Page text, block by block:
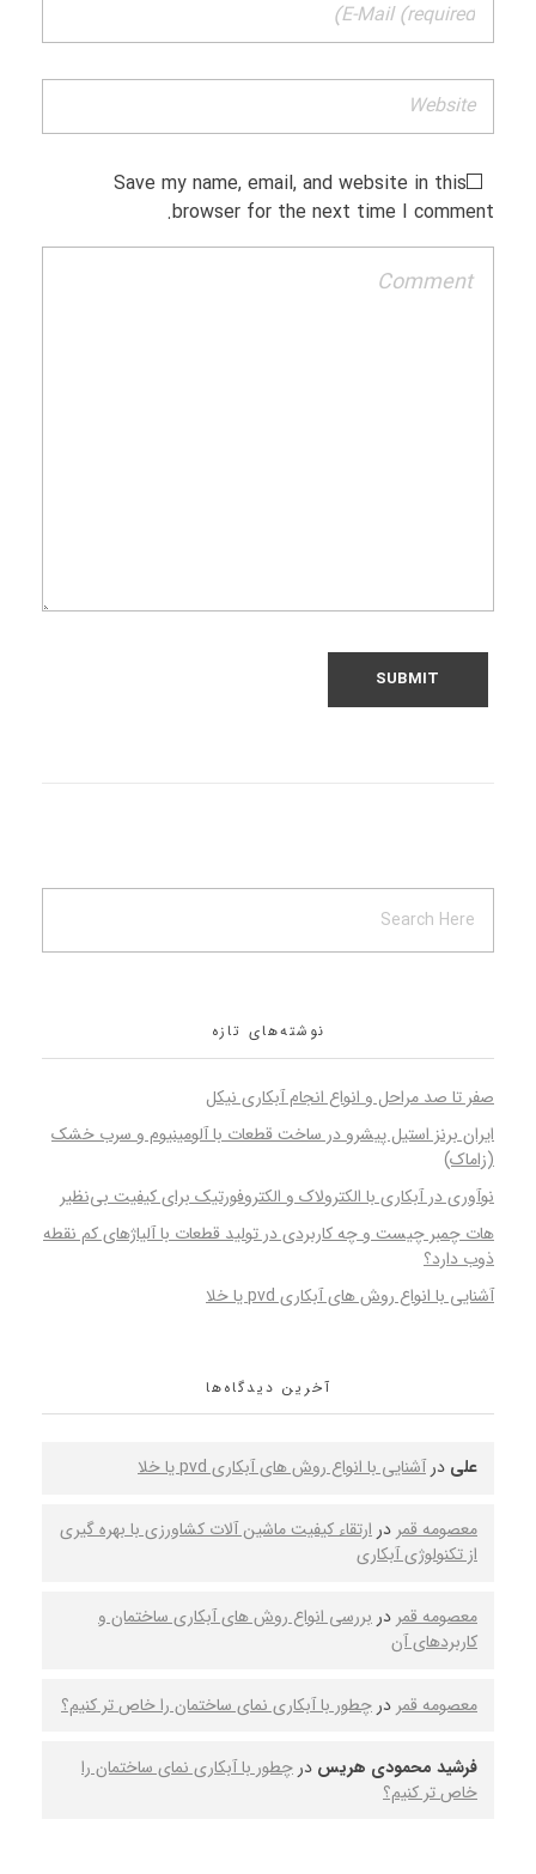
Save my name, email, and website in this
browser for the next time I comment.
نوشته‌های تازه
صفر تا صد مراحل و انواع انجام آبکاری نیکل
ایران برنز استیل پیشرو در ساخت قطعات با آلومینیوم و سرب خشک
(زاماک)
نوآوری در آبکاری با الکترولاک و الکتروفورتیک برای کیفیت بی‌نظیر
هات چمبر چیست و چه کاربردی در تولید قطعات با آلیاژهای کم نقطه
ذوب دارد؟
آشنایی با انواع روش های آبکاری pvd یا خلا
آخرین دیدگاه‌ها
علی درآشنایی با انواع روش های آبکاری pvd یا خلا
معصومه قمر در ارتقاء کیفیت ماشین‌ آلات کشاورزی با بهره‌ گیری
از تکنولوژی آبکاری
معصومه قمردربررسی انواع روش‌ های آبکاری ساختمان و
کاربردهای آن
معصومه قمر در چطور با آبکاری نمای ساختمان را خاص‌ تر کنیم؟
فرشید محمودی هریس در چطور با آبکاری نمای ساختمان را
خاص‌ تر کنیم؟